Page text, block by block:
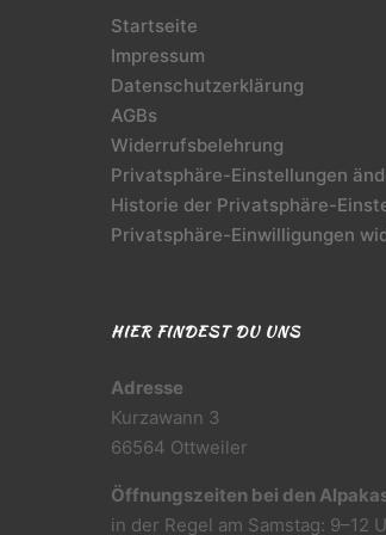
Startseite
Impressum
Datenschutzerklärung
AGBs
Widerrufsbelehrung
Privatsphäre-Einstellungen
Historie der Privatsphäre-
Privatsphäre-Einwilligungen
HIER FINDEST DU UNS
Adresse
Kurzawann 3
66564 Ottweiler
Öffnungszeiten bei den
in der Regel am Samstag: 9–12